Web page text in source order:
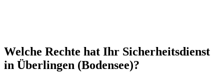
Welche Rechte hat Ihr Sicherheitsdienst
in Überlingen (Bodensee)?